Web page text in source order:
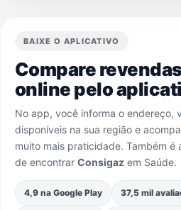
BAIXE O APLICATIVO
Compare
online pelo
No app, você informa o endereço,
disponíveis na sua região e
muito mais praticidade. Também é
de encontrar Consigaz em Saúde.
4,9 na Google Play 37,5 mil